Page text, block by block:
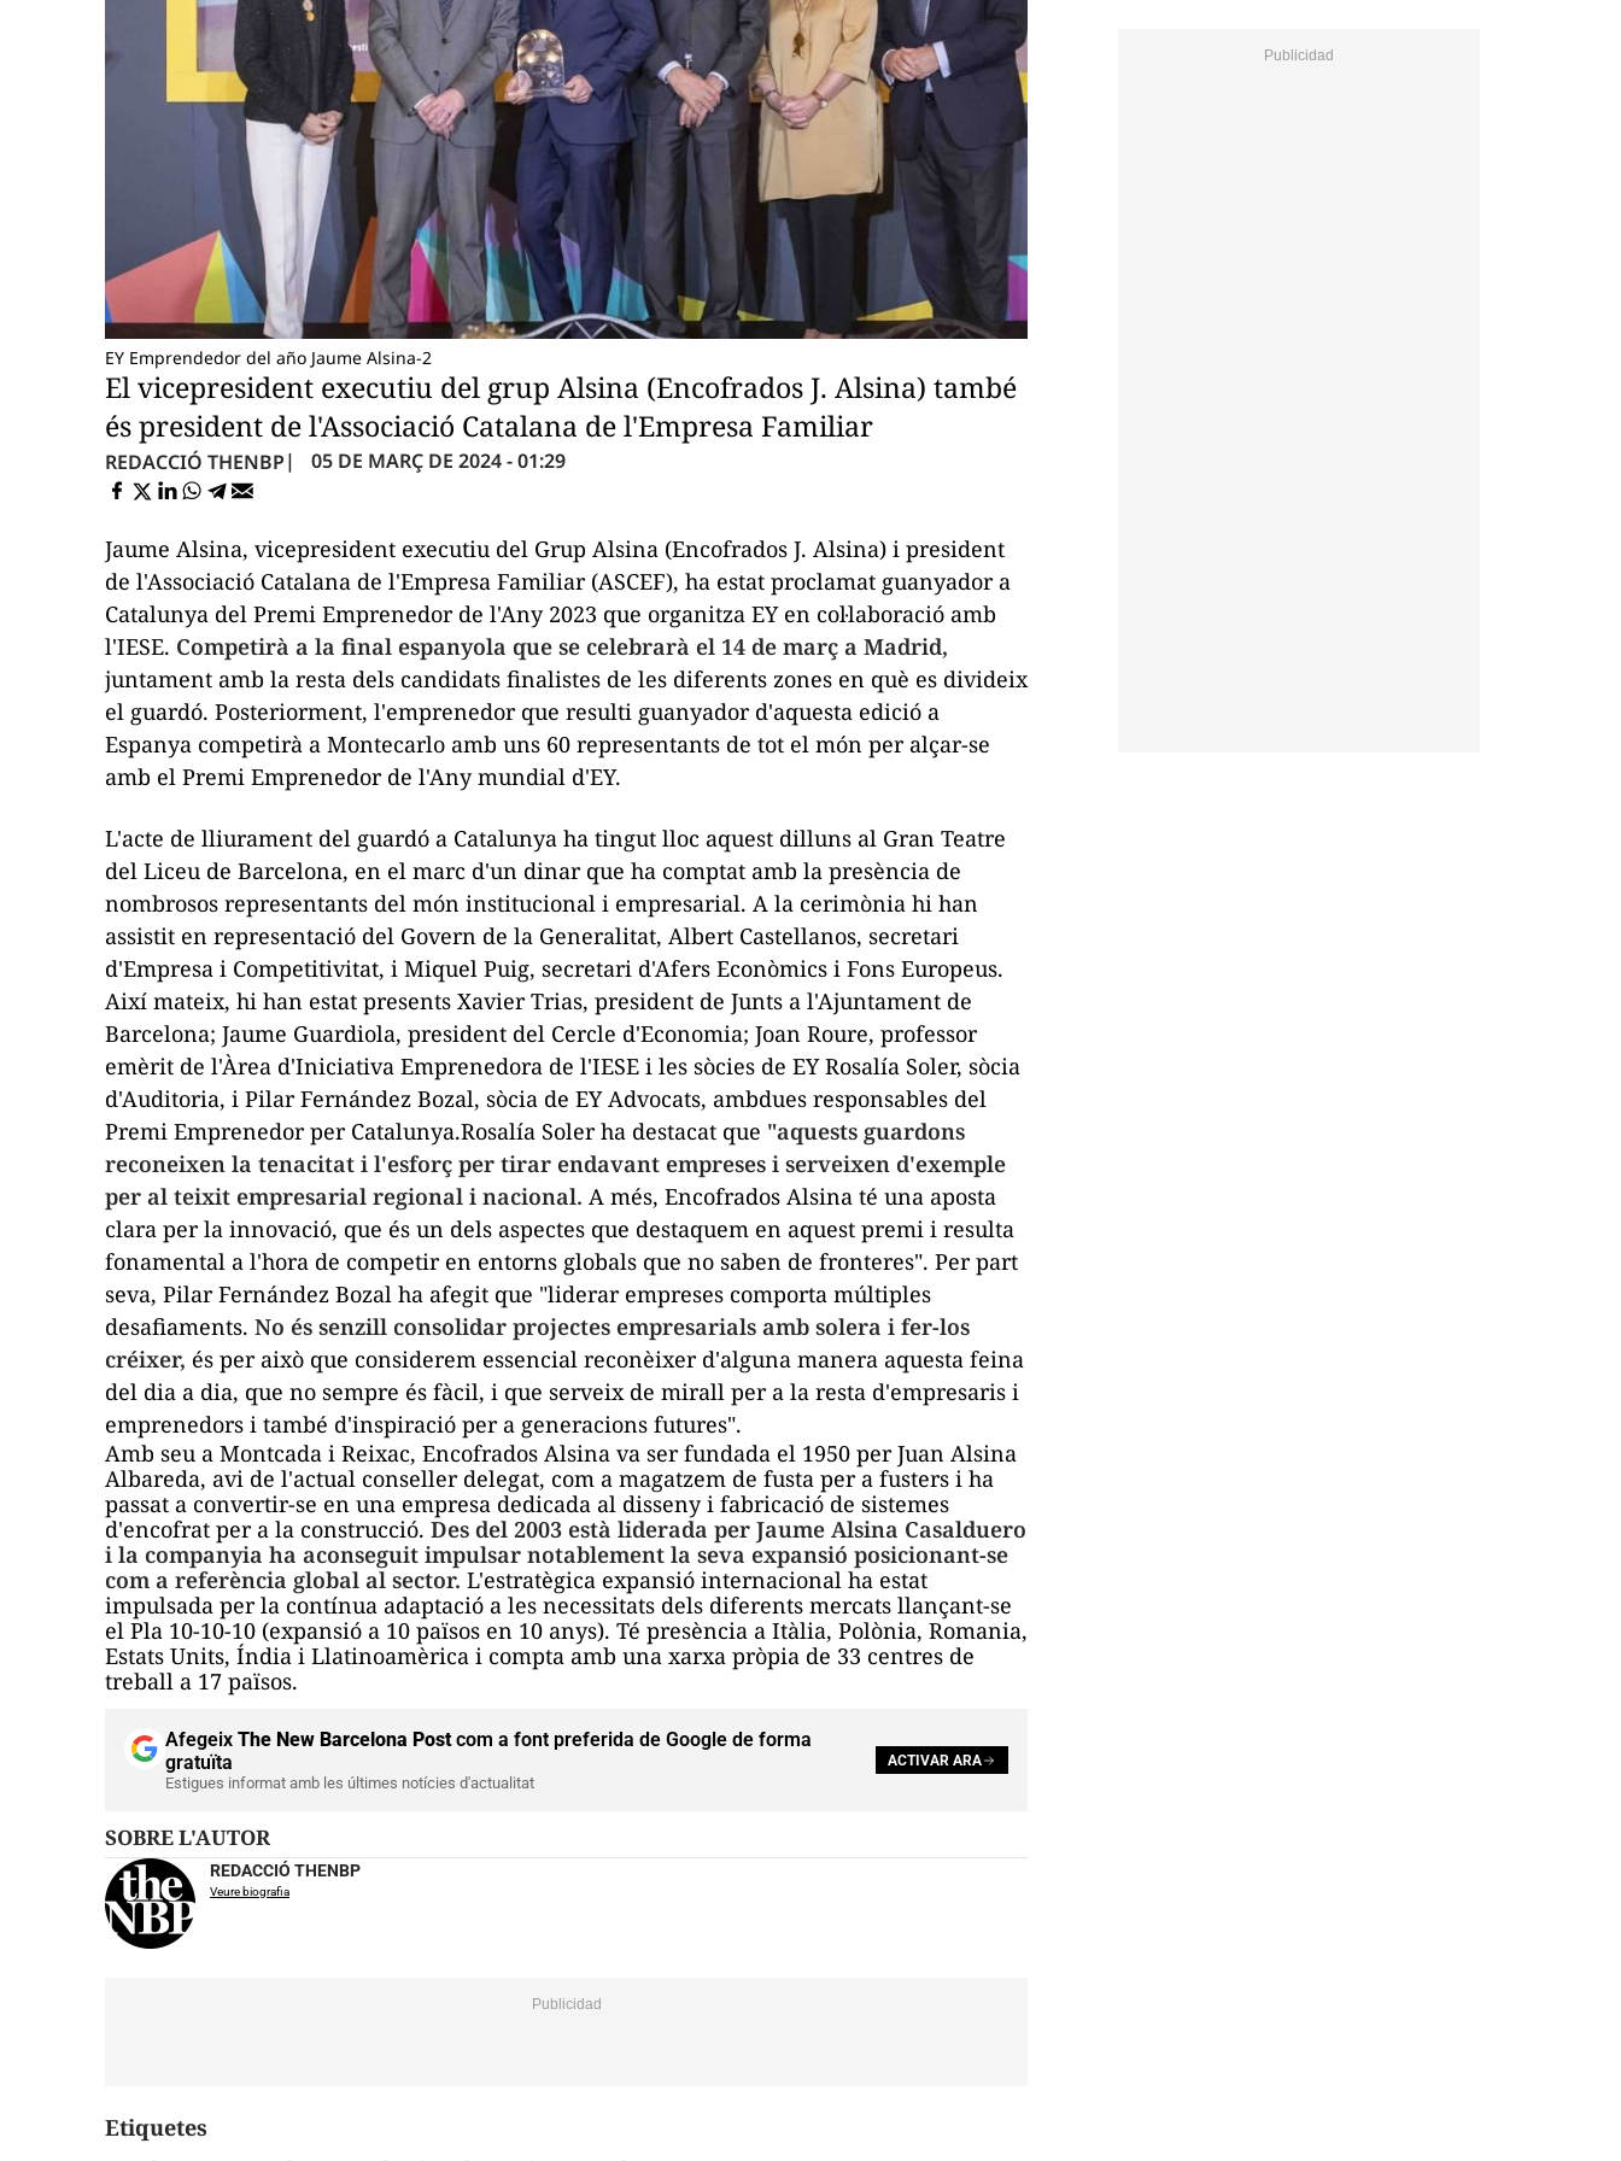
EY Emprendedor del año Jaume Alsina-2
El vicepresident executiu del grup Alsina (Encofrados J. Alsina) també
és president de l'Associació Catalana de l'Empresa Familiar
REDACCIÓ THENBP 05 DE MARÇ DE 2024 - 01:29
Jaume Alsina, vicepresident executiu del Grup Alsina (Encofrados J. Alsina) i president
de l'Associació Catalana de l'Empresa Familiar (ASCEF), ha estat proclamat guanyador a
Catalunya del Premi Emprenedor de l'Any 2023 que organitza EYen col·laboració amb
l'IESE. Competirà a la final espanyola que se celebrarà el 14 de març a Madrid,
juntament amb la resta dels candidats finalistes de les diferents zones en què es divideix
el guardó. Posteriorment, l'emprenedor que resulti guanyador d'aquesta edició a
Espanya competirà a Montecarlo amb uns 60 representants de tot el món per alçar-se
amb el Premi Emprenedor de l'Any mundial d'EY.
L'acte de lliurament del guardó a Catalunya ha tingut lloc aquest dilluns al Gran Teatre
del Liceu de Barcelona, en el marc d'un dinar que ha comptat amb la presència de
nombrosos representants del món institucional i empresarial. A la cerimònia hi han
assistit en representació del Govern de la Generalitat, Albert Castellanos, secretari
d'Empresa i Competitivitat, i Miquel Puig, secretari d'Afers Econòmics i Fons Europeus.
Així mateix, hi han estat presents Xavier Trias, president de Junts a l'Ajuntament de
Barcelona; Jaume Guardiola, president del Cercle d'Economia; Joan Roure, professor
emèrit de l'Àrea d'Iniciativa Emprenedora de l'IESE i les sòcies de EY Rosalía Soler, sòcia
d'Auditoria, i Pilar Fernández Bozal, sòcia de EY Advocats, ambdues responsables del
Premi Emprenedor per Catalunya.Rosalía Soler ha destacat que "aquests guardons
reconeixen la tenacitat i l'esforç per tirar endavant empreses i serveixen d'exemple
per al teixit empresarial regional i nacional. A més, Encofrados Alsina té una aposta
clara per la innovació, que és un dels aspectes que destaquem en aquest premi i resulta
fonamental a l'hora de competir en entorns globals que no saben de fronteres". Per part
seva, Pilar Fernández Bozal ha afegit que "liderar empreses comporta múltiples
desafiaments. No és senzill consolidar projectes empresarials amb solera i fer-los
créixer, és per això que considerem essencial reconèixer d'alguna manera aquesta feina
del dia a dia, que no sempre és fàcil, i que serveix de mirall per a la resta d'empresaris i
emprenedors i també d'inspiració per a generacions futures".
Amb seu a Montcada i Reixac, Encofrados Alsina va ser fundada el 1950 perJuan Alsina
Albareda, avi de l'actual conseller delegat, com a magatzem de fusta per a fusters i ha
passat a convertir-se en una empresa dedicada al disseny i fabricació de sistemes
d'encofrat per a la construcció. Des del 2003 està liderada per Jaume Alsina Casalduero
i la companyia ha aconseguit impulsar notablement la seva expansió posicionant-se
com a referència global al sector. L'estratègica expansió internacional ha estat
impulsada per la contínua adaptació a les necessitats dels diferents mercats llançant-se
el Pla 10-10-10 (expansió a 10 països en 10 anys). Té presència a Itàlia, Polònia, Romania,
Estats Units, Índia i Llatinoamèrica i compta amb una xarxa pròpia de 33 centres de
treball a 17 països.
Afegeix The New Barcelona Postcom a font preferida de Google de forma
gratuïta
Estigues informat amb les últimes notícies d'actualitat
ACTIVAR ARA
SOBRE L'AUTOR
REDACCIÓ THENBP
Veure biografia
Etiquetes